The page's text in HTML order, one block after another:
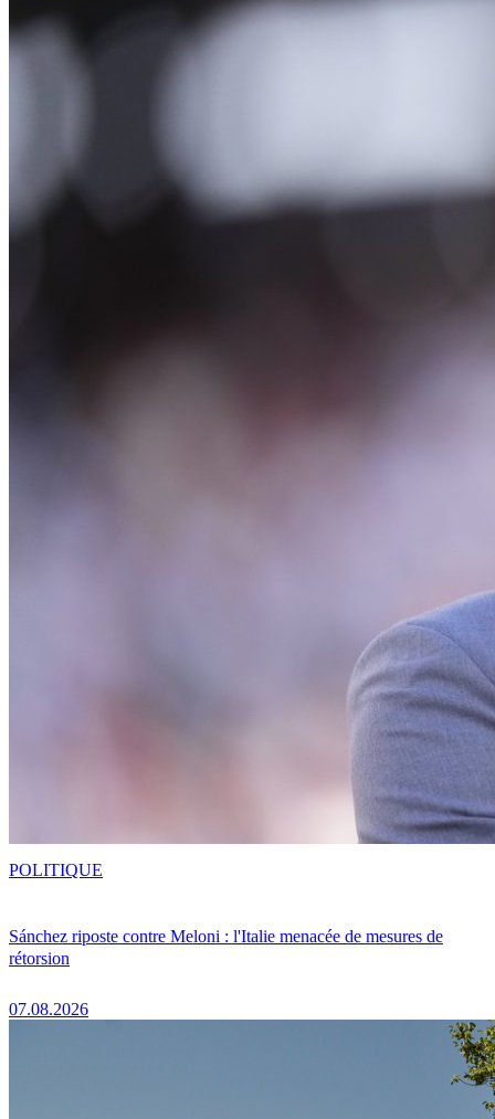
Sánchez riposte contre Meloni : l'Italie menacée de mesures de
rétorsion
07.08.2026
POLITIQUE